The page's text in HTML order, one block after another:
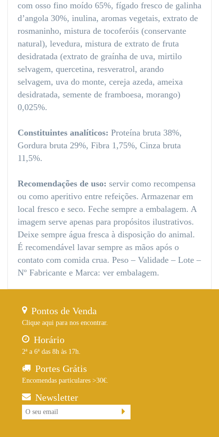
com osso fino moído 65%, fígado fresco de galinha
d’angola 30%, inulina, aromas vegetais, extrato de
rosmaninho, mistura de tocoferóis (conservante
natural), levedura, mistura de extrato de fruta
desidratada (extrato de graínha de uva, mirtilo
selvagem, quercetina, resveratrol, arando
selvagem, uva do monte, cereja azeda, ameixa
desidratada, semente de framboesa, morango)
0,025%.
Constituintes analíticos: Proteína bruta 38%,
Gordura bruta 29%, Fibra 1,75%, Cinza bruta
11,5%.
Recomendações de uso: servir como recompensa
ou como aperitivo entre refeições. Armazenar em
local fresco e seco. Feche sempre a embalagem. A
imagem serve apenas para propósitos ilustrativos.
Deixe sempre água fresca à disposição do animal.
É recomendável lavar sempre as mãos após o
contato com comida crua. Peso – Validade – Lote –
Nº Fabricante e Marca: ver embalagem.
Pontos de Venda
Clique aqui para nos encontrar.
Horário
2ª a 6ª das 8h às 17h.
Portes Grátis
Encomendas particulares >30€.
Newsletter